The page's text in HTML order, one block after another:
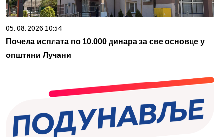
05. 08. 2026 10:54
Почела исплата по 10.000 динара за све основце у
општини Лучани